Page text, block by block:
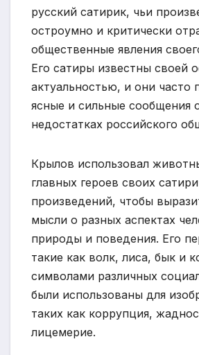
русский сатирик, чьи
остроумно и критически
общественные явления
Его сатиры известны своей
актуальностью, и они часто
ясные и сильные сообщения
недостатках российского
Крылов использовал
главных героев своих
произведений, чтобы
мысли о разных аспектах
природы и поведения. Его
такие как волк, лиса, бык и
символами различных
были использованы для
таких как коррупция,
лицемерие.